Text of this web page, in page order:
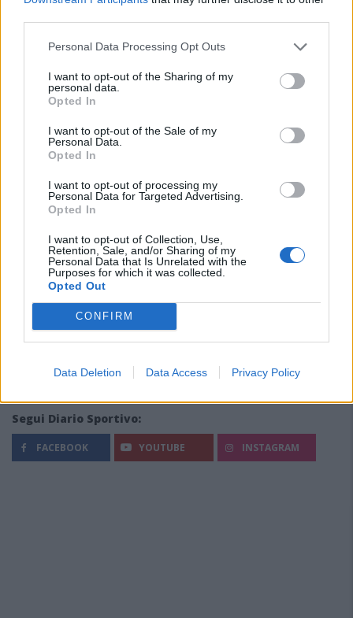
Personal Data Processing Opt Outs
I want to opt-out of the Sharing of my
personal data.
Opted In
I want to opt-out of the Sale of my
Personal Data.
Opted In
I want to opt-out of processing my
Personal Data for Targeted Advertising.
Opted In
I want to opt-out of Collection, Use,
Retention, Sale, and/or Sharing of my
Personal Data that Is Unrelated with the
Purposes for which it was collected.
Opted Out
CONFIRM
Data Deletion Data Access Privacy Policy
7 Ago 2026
Il Monastir 1983 si trasforma da Associazione
Sportiva in Srl
Segui Diario Sportivo:
FACEBOOK YOUTUBE INSTAGRAM